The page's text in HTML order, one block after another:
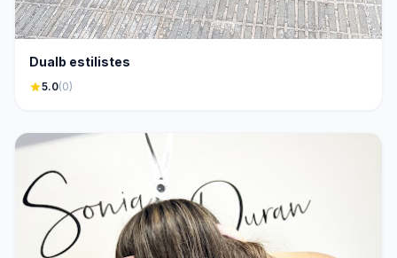
Dualb estilistes
star5.0(0)